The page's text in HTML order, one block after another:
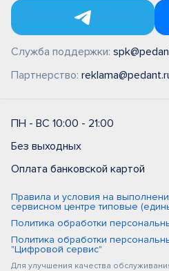
Служба поддержки:
Партнерство:
ПН - ВС 10:00 - 21:00
Без выходных
Оплата банковской картой
Правила и условия на
сервисном центре типовые
Политика обработки
Политика обработки
"Цифровой сервис"
Для улучшения качества